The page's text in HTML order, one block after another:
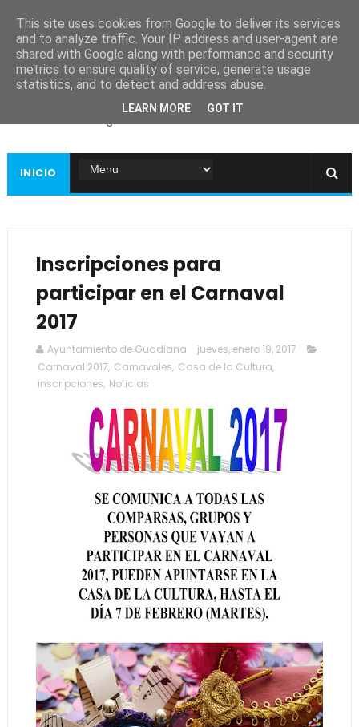
Ayuntamiento de
Guadiana
INICIO
Inscripciones para
participar en el Carnaval
2017
Ayuntamiento de Guadiana
jueves, enero 19, 2017
Carnaval 2017, Carnavales, Casa de la Cultura,
inscripciones, Noticias
This site uses cookies from Google to deliver its services
and to analyze traffic. Your IP address and user-agent are
shared with Google along with performance and security
metrics to ensure quality of service, generate usage
statistics, and to detect and address abuse.
LEARN MORE GOT IT